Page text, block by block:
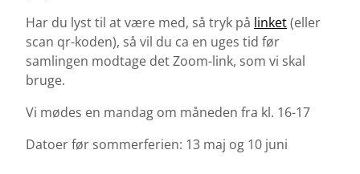
Har du lyst til at være med, så tryk på linket(eller
scan qr-koden), så vil du ca en uges tid før
samlingen modtage det Zoom-link, som vi skal
bruge.
Vi mødes en mandag om måneden fra kl. 16-17
Datoer før sommerferien: 13 maj og 10 juni